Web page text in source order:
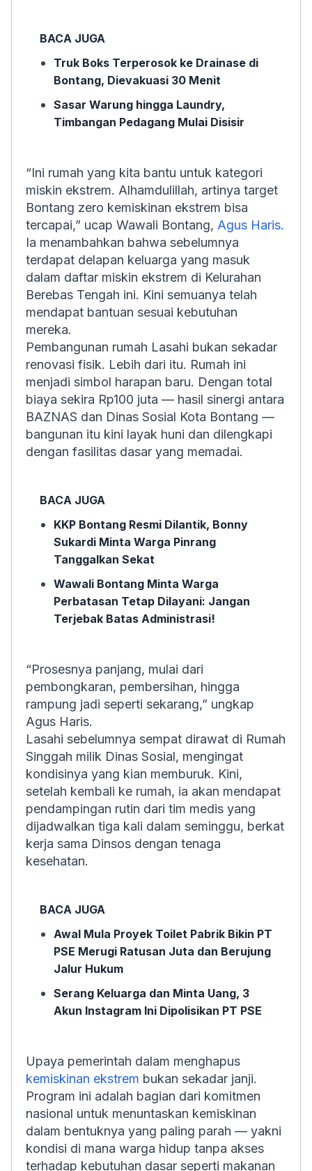
BACA JUGA
Truk Boks Terperosok ke Drainase di
Bontang, Dievakuasi 30 Menit
Sasar Warung hingga Laundry,
Timbangan Pedagang Mulai Disisir
“Ini rumah yang kita bantu untuk kategori
miskin ekstrem. Alhamdulillah, artinya target
Bontang zero kemiskinan ekstrem bisa
tercapai,” ucap Wawali Bontang, Agus Haris.
Ia menambahkan bahwa sebelumnya
terdapat delapan keluarga yang masuk
dalam daftar miskin ekstrem di Kelurahan
Berebas Tengah ini. Kini semuanya telah
mendapat bantuan sesuai kebutuhan
mereka.
Pembangunan rumah Lasahi bukan sekadar
renovasi fisik. Lebih dari itu. Rumah ini
menjadi simbol harapan baru. Dengan total
biaya sekira Rp100 juta — hasil sinergi antara
BAZNAS dan Dinas Sosial Kota Bontang —
bangunan itu kini layak huni dan dilengkapi
dengan fasilitas dasar yang memadai.
BACA JUGA
KKP Bontang Resmi Dilantik, Bonny
Sukardi Minta Warga Pinrang
Tanggalkan Sekat
Wawali Bontang Minta Warga
Perbatasan Tetap Dilayani: Jangan
Terjebak Batas Administrasi!
“Prosesnya panjang, mulai dari
pembongkaran, pembersihan, hingga
rampung jadi seperti sekarang,” ungkap
Agus Haris.
Lasahi sebelumnya sempat dirawat di Rumah
Singgah milik Dinas Sosial, mengingat
kondisinya yang kian memburuk. Kini,
setelah kembali ke rumah, ia akan mendapat
pendampingan rutin dari tim medis yang
dijadwalkan tiga kali dalam seminggu, berkat
kerja sama Dinsos dengan tenaga
kesehatan.
BACA JUGA
Awal Mula Proyek Toilet Pabrik Bikin PT
PSE Merugi Ratusan Juta dan Berujung
Jalur Hukum
Serang Keluarga dan Minta Uang, 3
Akun Instagram Ini Dipolisikan PT PSE
Upaya pemerintah dalam menghapus
kemiskinan ekstrem bukan sekadar janji.
Program ini adalah bagian dari komitmen
nasional untuk menuntaskan kemiskinan
dalam bentuknya yang paling parah — yakni
kondisi di mana warga hidup tanpa akses
terhadap kebutuhan dasar seperti makanan